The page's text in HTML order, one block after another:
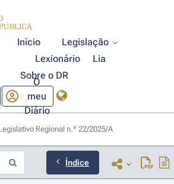
Início
Legislação
Lexionário
Lia
Sobre o DR
O
meu
Diário
Regional n.º 22/2025/A
Índice